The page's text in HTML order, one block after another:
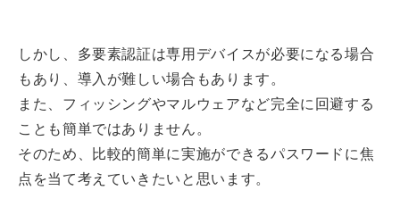
しかし、多要素認証は専用デバイスが必要になる場合
もあり、導入が難しい場合もあります。
また、フィッシングやマルウェアなど完全に回避する
ことも簡単ではありません。
そのため、比較的簡単に実施ができるパスワードに焦
点を当て考えていきたいと思います。